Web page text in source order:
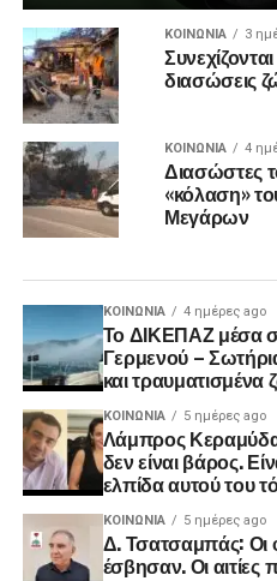
ΚΟΙΝΩΝΊΑ 3
διασώσεις
ΚΟΙΝΩΝΊΑ 4
Διασώστες
«κόλαση»
Μεγάρων
ΚΟΙΝΩΝΊΑ 4 ημέρες ago
Το ΔΙΚΕΠΑΖ μέσα
Γερμενού –
και τραυματισμένα
ΚΟΙΝΩΝΊΑ 5 ημέρες ago
Λάμπρος
δεν είναι βάρος.
ελπίδα αυτού του
ΚΟΙΝΩΝΊΑ 5 ημέρες ago
Δ. Τσατσαμπάς: Οι
έσβησαν. Οι αιτίες